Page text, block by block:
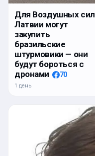
Для Воздушных сил
Латвии могут
закупить
бразильские
штурмовики — они
будут бороться с
дронами
70
1 день